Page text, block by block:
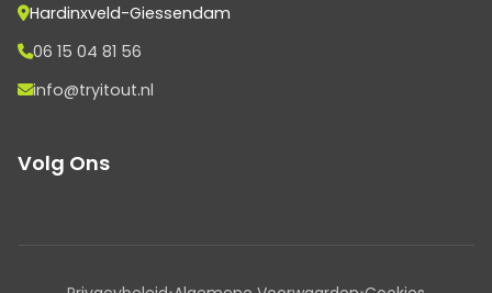
Hardinxveld-Giessendam
06 15 04 81 56
info@tryitout.nl
Volg Ons